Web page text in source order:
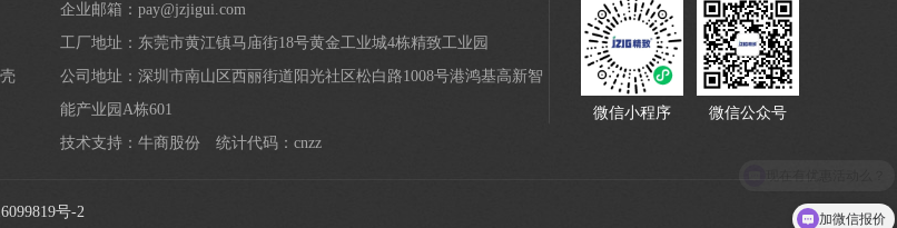
企业邮箱：pay@jzjigui.com
工厂地址：东莞市黄江镇马庙街18号黄金工业城4栋精致工业园
公司地址：深圳市南山区西丽街道阳光社区松白路1008号港鸿基高新智
能产业园A栋601
技术支持： 牛商股份 统计代码：cnzz
微信小程序 微信公众号
号-2 加微信报价